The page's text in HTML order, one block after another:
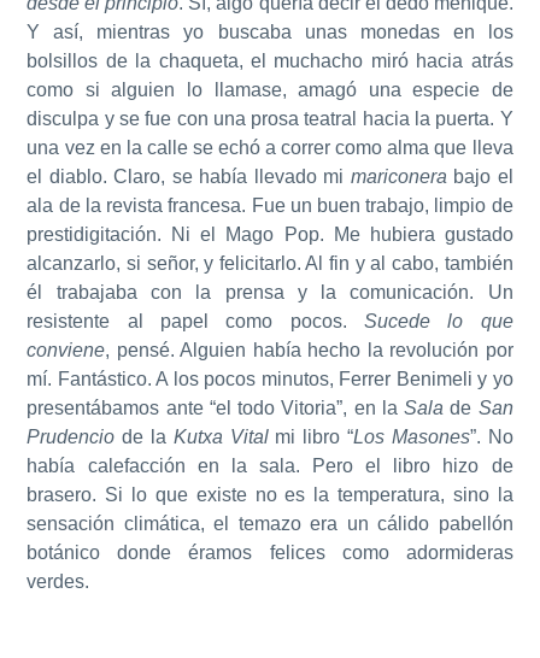
Y así, mientras yo buscaba unas monedas en los
bolsillos de la chaqueta, el muchacho miró hacia atrás
como si alguien lo llamase, amagó una especie de
disculpa y se fue con una prosa teatral hacia la puerta. Y
una vez en la calle se echó a correr como alma que lleva
el diablo. Claro, se había llevado mi mariconera bajo el
ala de la revista francesa. Fue un buen trabajo, limpio de
prestidigitación. Ni el Mago Pop. Me hubiera gustado
alcanzarlo, si señor, y felicitarlo. Al fin y al cabo, también
él trabajaba con la prensa y la comunicación. Un
resistente al papel como pocos. Sucede lo que
conviene, pensé. Alguien había hecho la revolución por
mí. Fantástico. A los pocos minutos, Ferrer Benimeli y yo
presentábamos ante “el todo Vitoria”, en laSala de San
Prudencio de la Kutxa Vitalmi libro “Los Masones”. No
había calefacción en la sala. Pero el libro hizo de
brasero. Si lo que existe no es la temperatura, sino la
sensación climática, el temazo era un cálido pabellón
botánico donde éramos felices como adormideras
verdes.